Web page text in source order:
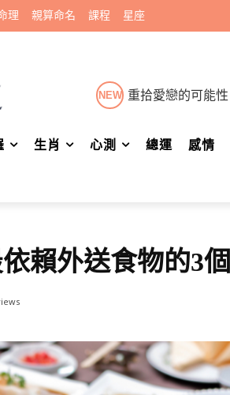
理 親算命名 課程 星座
NEW 重拾愛戀的可能性
生肖 心測 總運 感情
賴外送食物的3